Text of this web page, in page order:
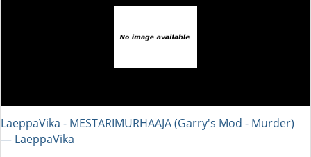
LaeppaVika - MESTARIMURHAAJA (Garry's Mod - Murder)
― LaeppaVika